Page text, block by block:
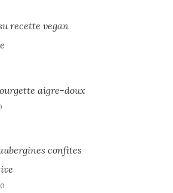
recette vegan
aigre-doux
confites